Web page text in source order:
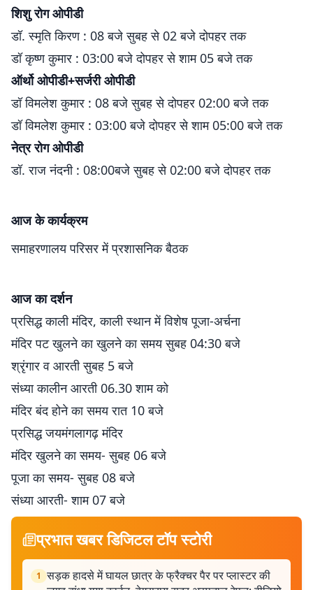
शिशु रोग ओपीडी
डॉ. स्मृति किरण : 08 बजे सुबह से 02 बजे दोपहर तक
डॉ कृष्ण कुमार : 03:00 बजे दोपहर से शाम 05 बजे तक
ऑर्थो ओपीडी+सर्जरी ओपीडी
डॉ विमलेश कुमार : 08 बजे सुबह से दोपहर 02:00 बजे तक
डॉ विमलेश कुमार : 03:00 बजे दोपहर से शाम 05:00 बजे तक
नेत्र रोग ओपीडी
डॉ. राज नंदनी : 08:00बजे सुबह से 02:00 बजे दोपहर तक
आज के कार्यक्रम
समाहरणालय परिसर में प्रशासनिक बैठक
आज का दर्शन
प्रसिद्ध काली मंदिर, काली स्थान में विशेष पूजा-अर्चना
मंदिर पट खुलने का खुलने का समय सुबह 04:30 बजे
श्रृंगार व आरती सुबह 5 बजे
संध्या कालीन आरती 06.30 शाम को
मंदिर बंद होने का समय रात 10 बजे
प्रसिद्ध जयमंगलागढ़ मंदिर
मंदिर खुलने का समय- सुबह 06 बजे
पूजा का समय- सुबह 08 बजे
संध्या आरती- शाम 07 बजे
प्रभात खबर डिजिटल टॉप स्टोरी
1 सड़क हादसे में घायल छात्र के फ्रैक्चर पैर पर प्लास्टर की